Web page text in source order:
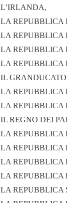
L’IRLANDA,
LA REPUBBLICA
LA REPUBBLICA
LA REPUBBLICA
LA
IL
LA REPUBBLICA
LA REPUBBLICA
IL REGNO DEI
LA REPUBBLICA
LA REPUBBLICA
LA REPUBBLICA
LA REPUBBLICA
LA REPUBBLICA